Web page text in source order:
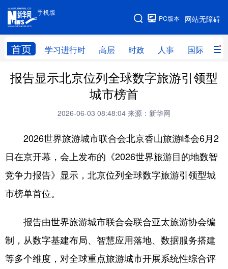
手机版
网站无障碍
PC版本
首页 学习进行时 高层 时政 人事 国际 财
手机版
网站地图
学习进行时 高层 时政 人事
财经 网评
思客智库 全球连线
科技 科普 体育 文化
健康 军事 访谈 视频
图片 中央文件 金融 汽车
溯源中国 城市 旅游 能源
会展 彩票 娱乐 时尚
报告显示北京位列全球数字旅游引领型
城市榜首
2026-06-03 08:48:04 来源：新华网
2026世界旅游城市联合会北京香山旅游峰会6月2
日在京开幕，会上发布的《2026世界旅游目的地数智
竞争力报告》显示，北京位列全球数字旅游引领型城
市榜单首位。
报告由世界旅游城市联合会联合亚太旅游协会编
制，从数字基建布局、智慧应用落地、数据服务搭建
等多个维度，对全球重点旅游城市开展系统性综合评